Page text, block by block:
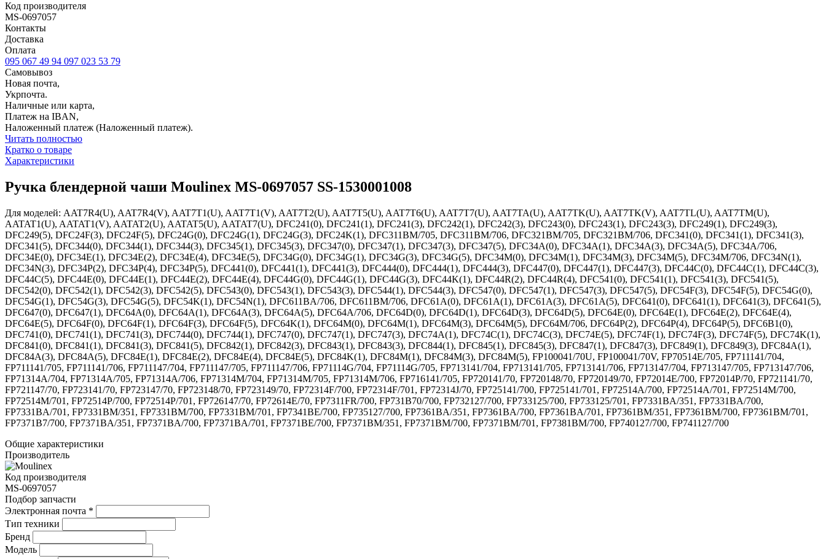
Код производителя
MS-0697057
Контакты
Доставка
Оплата
095 067 49 94 097 023 53 79
Самовывоз
Новая почта,
Укрпочта.
Наличные или карта,
Платеж на IBAN,
Наложенный платеж (Наложенный платеж).
Читать полностью
Кратко о товаре
Характеристики
Ручка блендерной чаши Moulinex MS-0697057 SS-1530001008
Для моделей: AAT7R4(U), AAT7R4(V), AAT7T1(U), AAT7T1(V), AAT7T2(U), AAT7T5(U), AAT7T6(U), AAT7T7(U), AAT7TA(U), AAT7TK(U), AAT7TK(V), AAT7TL(U), AAT7TM(U),
AATAT1(U), AATAT1(V), AATAT2(U), AATAT5(U), AATAT7(U), DFC241(0), DFC241(1), DFC241(3), DFC242(1), DFC242(3), DFC243(0), DFC243(1), DFC243(3), DFC249(1), DFC249(3),
DFC249(5), DFC24F(3), DFC24F(5), DFC24G(0), DFC24G(1), DFC24G(3), DFC24K(1), DFC311BM/705, DFC311BM/706, DFC321BM/705, DFC321BM/706, DFC341(0), DFC341(1), DFC341(3),
DFC341(5), DFC344(0), DFC344(1), DFC344(3), DFC345(1), DFC345(3), DFC347(0), DFC347(1), DFC347(3), DFC347(5), DFC34A(0), DFC34A(1), DFC34A(3), DFC34A(5), DFC34A/706,
DFC34E(0), DFC34E(1), DFC34E(2), DFC34E(4), DFC34E(5), DFC34G(0), DFC34G(1), DFC34G(3), DFC34G(5), DFC34M(0), DFC34M(1), DFC34M(3), DFC34M(5), DFC34M/706, DFC34N(1),
DFC34N(3), DFC34P(2), DFC34P(4), DFC34P(5), DFC441(0), DFC441(1), DFC441(3), DFC444(0), DFC444(1), DFC444(3), DFC447(0), DFC447(1), DFC447(3), DFC44C(0), DFC44C(1), DFC44C(3),
DFC44C(5), DFC44E(0), DFC44E(1), DFC44E(2), DFC44E(4), DFC44G(0), DFC44G(1), DFC44G(3), DFC44K(1), DFC44R(2), DFC44R(4), DFC541(0), DFC541(1), DFC541(3), DFC541(5),
DFC542(0), DFC542(1), DFC542(3), DFC542(5), DFC543(0), DFC543(1), DFC543(3), DFC544(1), DFC544(3), DFC547(0), DFC547(1), DFC547(3), DFC547(5), DFC54F(3), DFC54F(5), DFC54G(0),
DFC54G(1), DFC54G(3), DFC54G(5), DFC54K(1), DFC54N(1), DFC611BA/706, DFC611BM/706, DFC61A(0), DFC61A(1), DFC61A(3), DFC61A(5), DFC641(0), DFC641(1), DFC641(3), DFC641(5),
DFC647(0), DFC647(1), DFC64A(0), DFC64A(1), DFC64A(3), DFC64A(5), DFC64A/706, DFC64D(0), DFC64D(1), DFC64D(3), DFC64D(5), DFC64E(0), DFC64E(1), DFC64E(2), DFC64E(4),
DFC64E(5), DFC64F(0), DFC64F(1), DFC64F(3), DFC64F(5), DFC64K(1), DFC64M(0), DFC64M(1), DFC64M(3), DFC64M(5), DFC64M/706, DFC64P(2), DFC64P(4), DFC64P(5), DFC6B1(0),
DFC741(0), DFC741(1), DFC741(3), DFC744(0), DFC744(1), DFC747(0), DFC747(1), DFC747(3), DFC74A(1), DFC74C(1), DFC74C(3), DFC74E(5), DFC74F(1), DFC74F(3), DFC74F(5), DFC74K(1),
DFC841(0), DFC841(1), DFC841(3), DFC841(5), DFC842(1), DFC842(3), DFC843(1), DFC843(3), DFC844(1), DFC845(1), DFC845(3), DFC847(1), DFC847(3), DFC849(1), DFC849(3), DFC84A(1),
DFC84A(3), DFC84A(5), DFC84E(1), DFC84E(2), DFC84E(4), DFC84E(5), DFC84K(1), DFC84M(1), DFC84M(3), DFC84M(5), FP100041/70U, FP100041/70V, FP70514E/705, FP711141/704,
FP711141/705, FP711141/706, FP711147/704, FP711147/705, FP711147/706, FP71114G/704, FP71114G/705, FP713141/704, FP713141/705, FP713141/706, FP713147/704, FP713147/705, FP713147/706,
FP71314A/704, FP71314A/705, FP71314A/706, FP71314M/704, FP71314M/705, FP71314M/706, FP716141/705, FP720141/70, FP720148/70, FP720149/70, FP72014E/700, FP72014P/70, FP721141/70,
FP721147/70, FP723141/70, FP723147/70, FP723148/70, FP723149/70, FP72314F/700, FP72314F/701, FP72314J/70, FP725141/700, FP725141/701, FP72514A/700, FP72514A/701, FP72514M/700,
FP72514M/701, FP72514P/700, FP72514P/701, FP726147/70, FP72614E/70, FP7311FR/700, FP731B70/700, FP732127/700, FP733125/700, FP733125/701, FP7331BA/351, FP7331BA/700,
FP7331BA/701, FP7331BM/351, FP7331BM/700, FP7331BM/701, FP7341BE/700, FP735127/700, FP7361BA/351, FP7361BA/700, FP7361BA/701, FP7361BM/351, FP7361BM/700, FP7361BM/701,
FP7371B7/700, FP7371BA/351, FP7371BA/700, FP7371BA/701, FP7371BE/700, FP7371BM/351, FP7371BM/700, FP7371BM/701, FP7381BM/700, FP740127/700, FP741127/700
Общие характеристики
Производитель
Код производителя
MS-0697057
Подбор запчасти
Электронная почта *
Тип техники
Бренд
Модель